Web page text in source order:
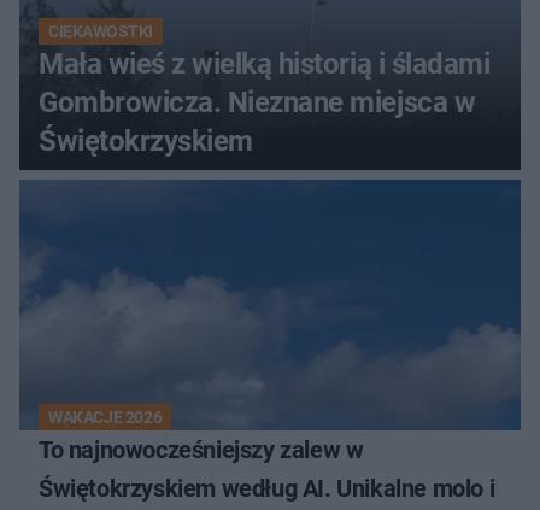
CIEKAWOSTKI
Mała wieś z wielką historią i śladami
Gombrowicza. Nieznane miejsca w
Świętokrzyskiem
WAKACJE 2026
To najnowocześniejszy zalew w
Świętokrzyskiem według AI. Unikalne molo i